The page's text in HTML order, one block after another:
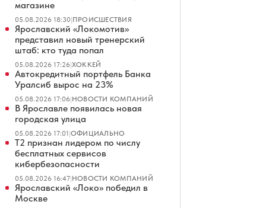
магазине
05.08.2026 18:30|ПРОИСШЕСТВИЯ
Ярославский «Локомотив»
представил новый тренерский
штаб: кто туда попал
05.08.2026 17:26|ХОККЕЙ
Автокредитный портфель Банка
Уралсиб вырос на 23%
05.08.2026 17:06|НОВОСТИ КОМПАНИЙ
В Ярославле появилась новая
городская улица
05.08.2026 17:01|ОФИЦИАЛЬНО
Т2 признан лидером по числу
бесплатных сервисов
кибербезопасности
05.08.2026 16:47|НОВОСТИ КОМПАНИЙ
Ярославский «Локо» победил в
Москве